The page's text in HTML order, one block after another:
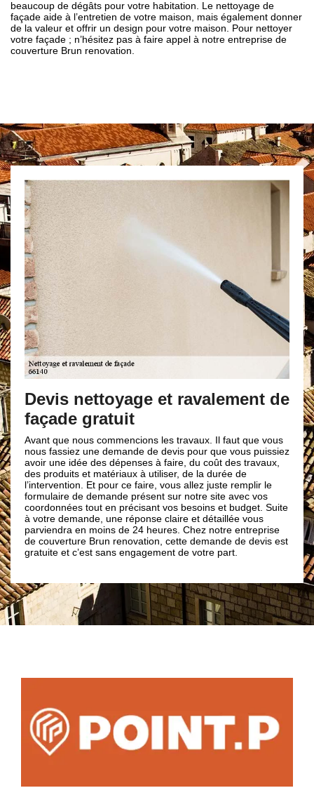
beaucoup de dégâts pour votre habitation. Le nettoyage de
façade aide à l’entretien de votre maison, mais également donner
de la valeur et offrir un design pour votre maison. Pour nettoyer
votre façade ; n’hésitez pas à faire appel à notre entreprise de
couverture Brun renovation.
Devis nettoyage et ravalement de
façade gratuit
Avant que nous commencions les travaux. Il faut que vous
nous fassiez une demande de devis pour que vous puissiez
avoir une idée des dépenses à faire, du coût des travaux,
des produits et matériaux à utiliser, de la durée de
l’intervention. Et pour ce faire, vous allez juste remplir le
formulaire de demande présent sur notre site avec vos
coordonnées tout en précisant vos besoins et budget. Suite
à votre demande, une réponse claire et détaillée vous
parviendra en moins de 24 heures. Chez notre entreprise
de couverture Brun renovation, cette demande de devis est
gratuite et c’est sans engagement de votre part.